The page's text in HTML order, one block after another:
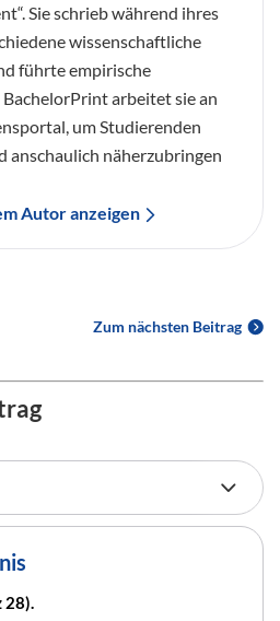
Sie schrieb während ihres
wissenschaftliche
führte empirische
arbeitet sie an
um Studierenden
anschaulich näherzubringen
Autor anzeigen
Zum nächsten Beitrag
28).